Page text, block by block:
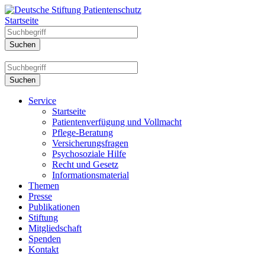
Startseite
Service
Startseite
Patientenverfügung und Vollmacht
Pflege-Beratung
Versicherungsfragen
Psychosoziale Hilfe
Recht und Gesetz
Informationsmaterial
Themen
Presse
Publikationen
Stiftung
Mitgliedschaft
Spenden
Kontakt